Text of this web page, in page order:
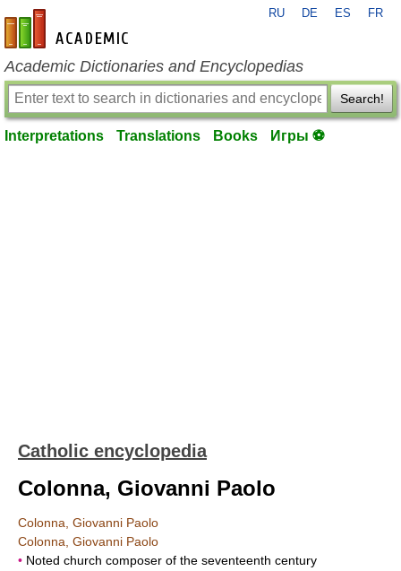
en-academic.com
RU DE ES FR
Academic Dictionaries and Encyclopedias
Search!
Interpretations Translations Books Игры ⚽
Catholic encyclopedia
Colonna, Giovanni Paolo
Colonna, Giovanni Paolo
Colonna, Giovanni Paolo
• Noted church composer of the seventeenth century